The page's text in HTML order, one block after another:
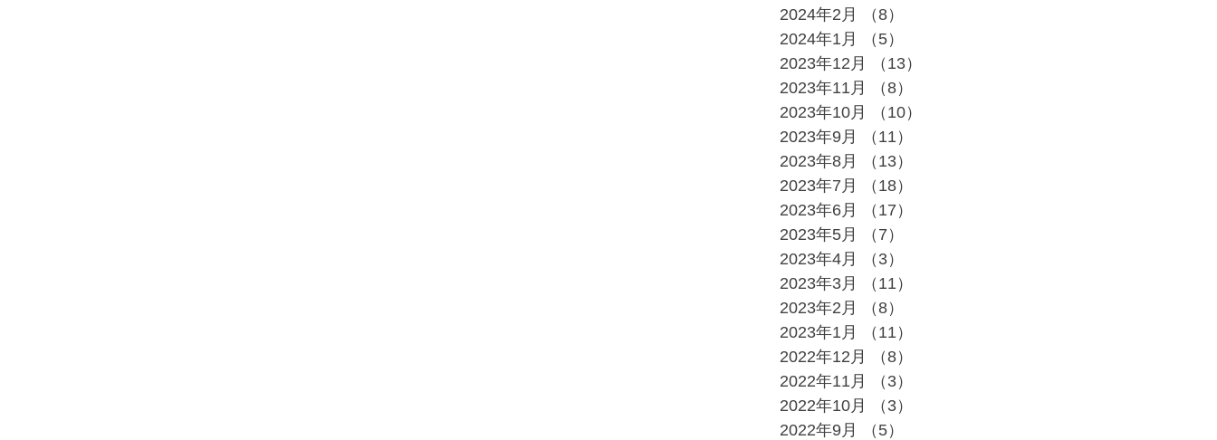
2024年2月
（8）
2024年1月
（5）
2023年12月
（13）
2023年11月
（8）
2023年10月
（10）
2023年9月
（11）
2023年8月
（13）
2023年7月
（18）
2023年6月
（17）
2023年5月
（7）
2023年4月
（3）
2023年3月
（11）
2023年2月
（8）
2023年1月
（11）
2022年12月
（8）
2022年11月
（3）
2022年10月
（3）
2022年9月
（5）